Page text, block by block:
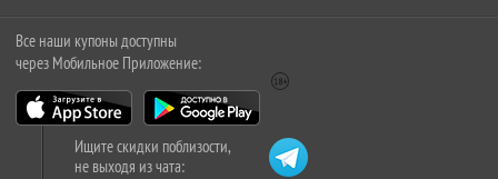
Все наши купоны доступны
через Мобильное Приложение:
Ищите скидки поблизости,
не выходя из чата: